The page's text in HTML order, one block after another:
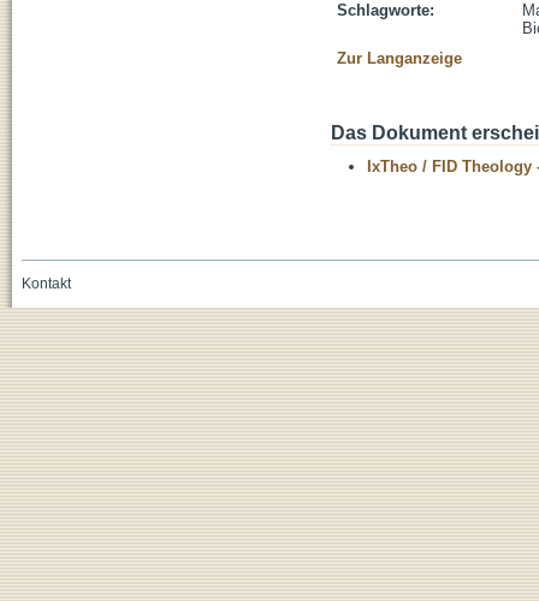
Schlagworte:
Zur Langanzeige
Das Dokument
IxTheo / FID Theology
Kontakt